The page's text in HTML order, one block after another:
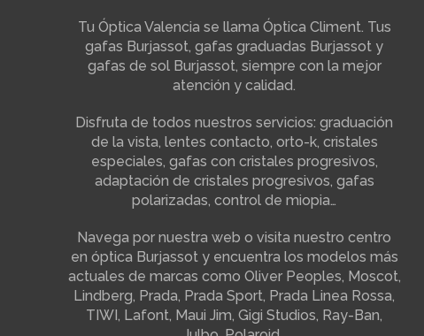
Tu Óptica Valencia se llama Óptica Climent. Tus
gafas Burjassot, gafas graduadas Burjassot y
gafas de sol Burjassot, siempre con la mejor
atención y calidad.
Disfruta de todos nuestros servicios: graduación
de la vista, lentes contacto, orto-k, cristales
especiales, gafas con cristales progresivos,
adaptación de cristales progresivos, gafas
polarizadas, control de miopia…
Navega por nuestra web o visita nuestro centro
en óptica Burjassot y encuentra los modelos más
actuales de marcas como Oliver Peoples, Moscot,
Lindberg, Prada, Prada Sport, Prada Linea Rossa,
TIWI, Lafont, Maui Jim, Gigi Studios, Ray-Ban,